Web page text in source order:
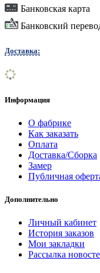
Банковская карта
Банковский
Доставка:
Информация
О фабрике
Как заказать
Оплата
Доставка/Сборка
Замер
Публичная
Дополнительно
Личный кабинет
История заказов
Мои закладки
Рассылка